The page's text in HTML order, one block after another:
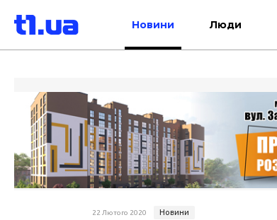
Новини Люди
22 Лютого 2020 Новини